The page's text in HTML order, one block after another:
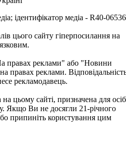
ідентифікатор медіа - R40-06536
цього сайту гіперпосилання на
правах реклами" або "Новини
правах реклами.
рекламодавець.
цьому сайті, призначена для
Якщо Ви не досягли 21-річного
припиніть користування цим